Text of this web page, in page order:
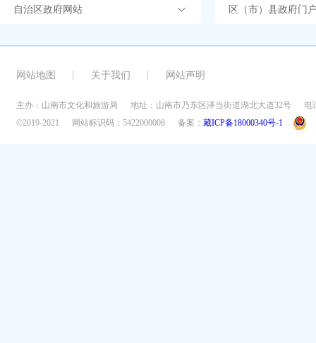
自治区政府网站 区（市）县政府门
网站地图 关于我们 网站声明
主办：山南市文化和旅游局 地址：山南市乃东区泽当街道湖北大道32号
电
©2019-2021
网站标识码：5422000008 备案： 藏ICP备18000340号-1